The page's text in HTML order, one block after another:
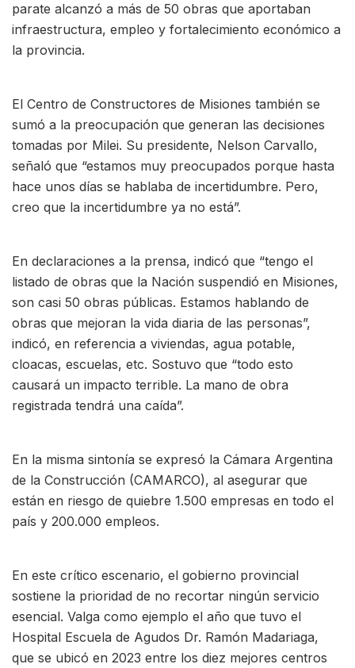
parate alcanzó a más de 50 obras que aportaban
infraestructura, empleo y fortalecimiento económico a
la provincia.
El Centro de Constructores de Misiones también se
sumó a la preocupación que generan las decisiones
tomadas por Milei. Su presidente, Nelson Carvallo,
señaló que “estamos muy preocupados porque hasta
hace unos días se hablaba de incertidumbre. Pero,
creo que la incertidumbre ya no está”.
En declaraciones a la prensa, indicó que “tengo el
listado de obras que la Nación suspendió en Misiones,
son casi 50 obras públicas. Estamos hablando de
obras que mejoran la vida diaria de las personas”,
indicó, en referencia a viviendas, agua potable,
cloacas, escuelas, etc. Sostuvo que “todo esto
causará un impacto terrible. La mano de obra
registrada tendrá una caída”.
En la misma sintonía se expresó la Cámara Argentina
de la Construcción (CAMARCO), al asegurar que
están en riesgo de quiebre 1.500 empresas en todo el
país y 200.000 empleos.
En este crítico escenario, el gobierno provincial
sostiene la prioridad de no recortar ningún servicio
esencial. Valga como ejemplo el año que tuvo el
Hospital Escuela de Agudos Dr. Ramón Madariaga,
que se ubicó en 2023 entre los diez mejores centros